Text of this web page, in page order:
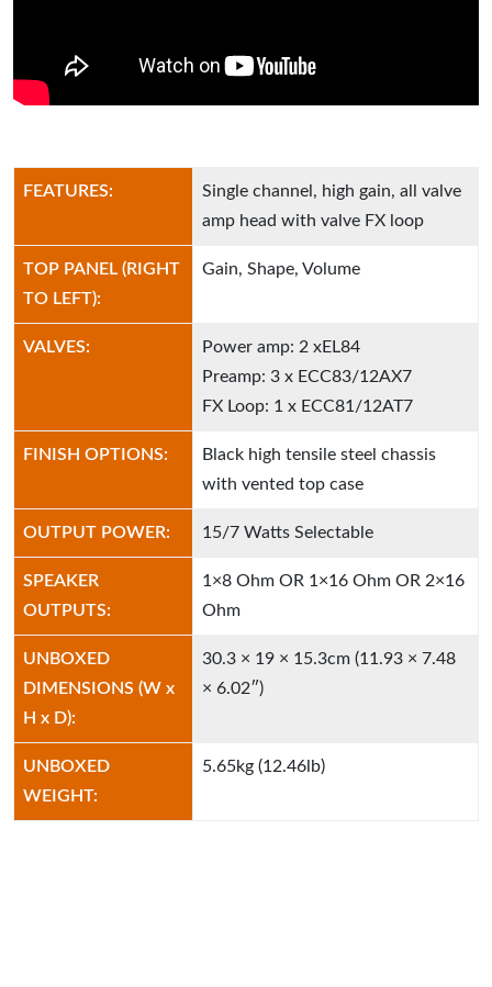
FEATURES:
Single channel, high gain, all valve
amp head with valve FX loop
TOP PANEL (RIGHT
TO LEFT):
Gain, Shape, Volume
VALVES:
Power amp: 2 xEL84
Preamp: 3 x ECC83/12AX7
FX Loop: 1 x ECC81/12AT7
FINISH OPTIONS:
Black high tensile steel chassis
with vented top case
OUTPUT POWER: 15/7 Watts Selectable
SPEAKER
OUTPUTS:
1×8 Ohm OR 1×16 Ohm OR 2×16
Ohm
UNBOXED
DIMENSIONS (W x
H x D):
30.3 × 19 × 15.3cm (11.93 × 7.48
× 6.02″)
UNBOXED
WEIGHT:
5.65kg (12.46lb)